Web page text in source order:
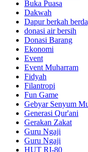
Buka Puasa
Dakwah
Dapur berkah
donasi air bersih
Donasi Barang
Ekonomi
Event
Event Muharram
Fidyah
Filantropi
Fun Game
Gebyar Senyum
Generasi Qur'ani
Gerakan Zakat
Guru Ngaji
Guru Ngaji
HUT RI-80